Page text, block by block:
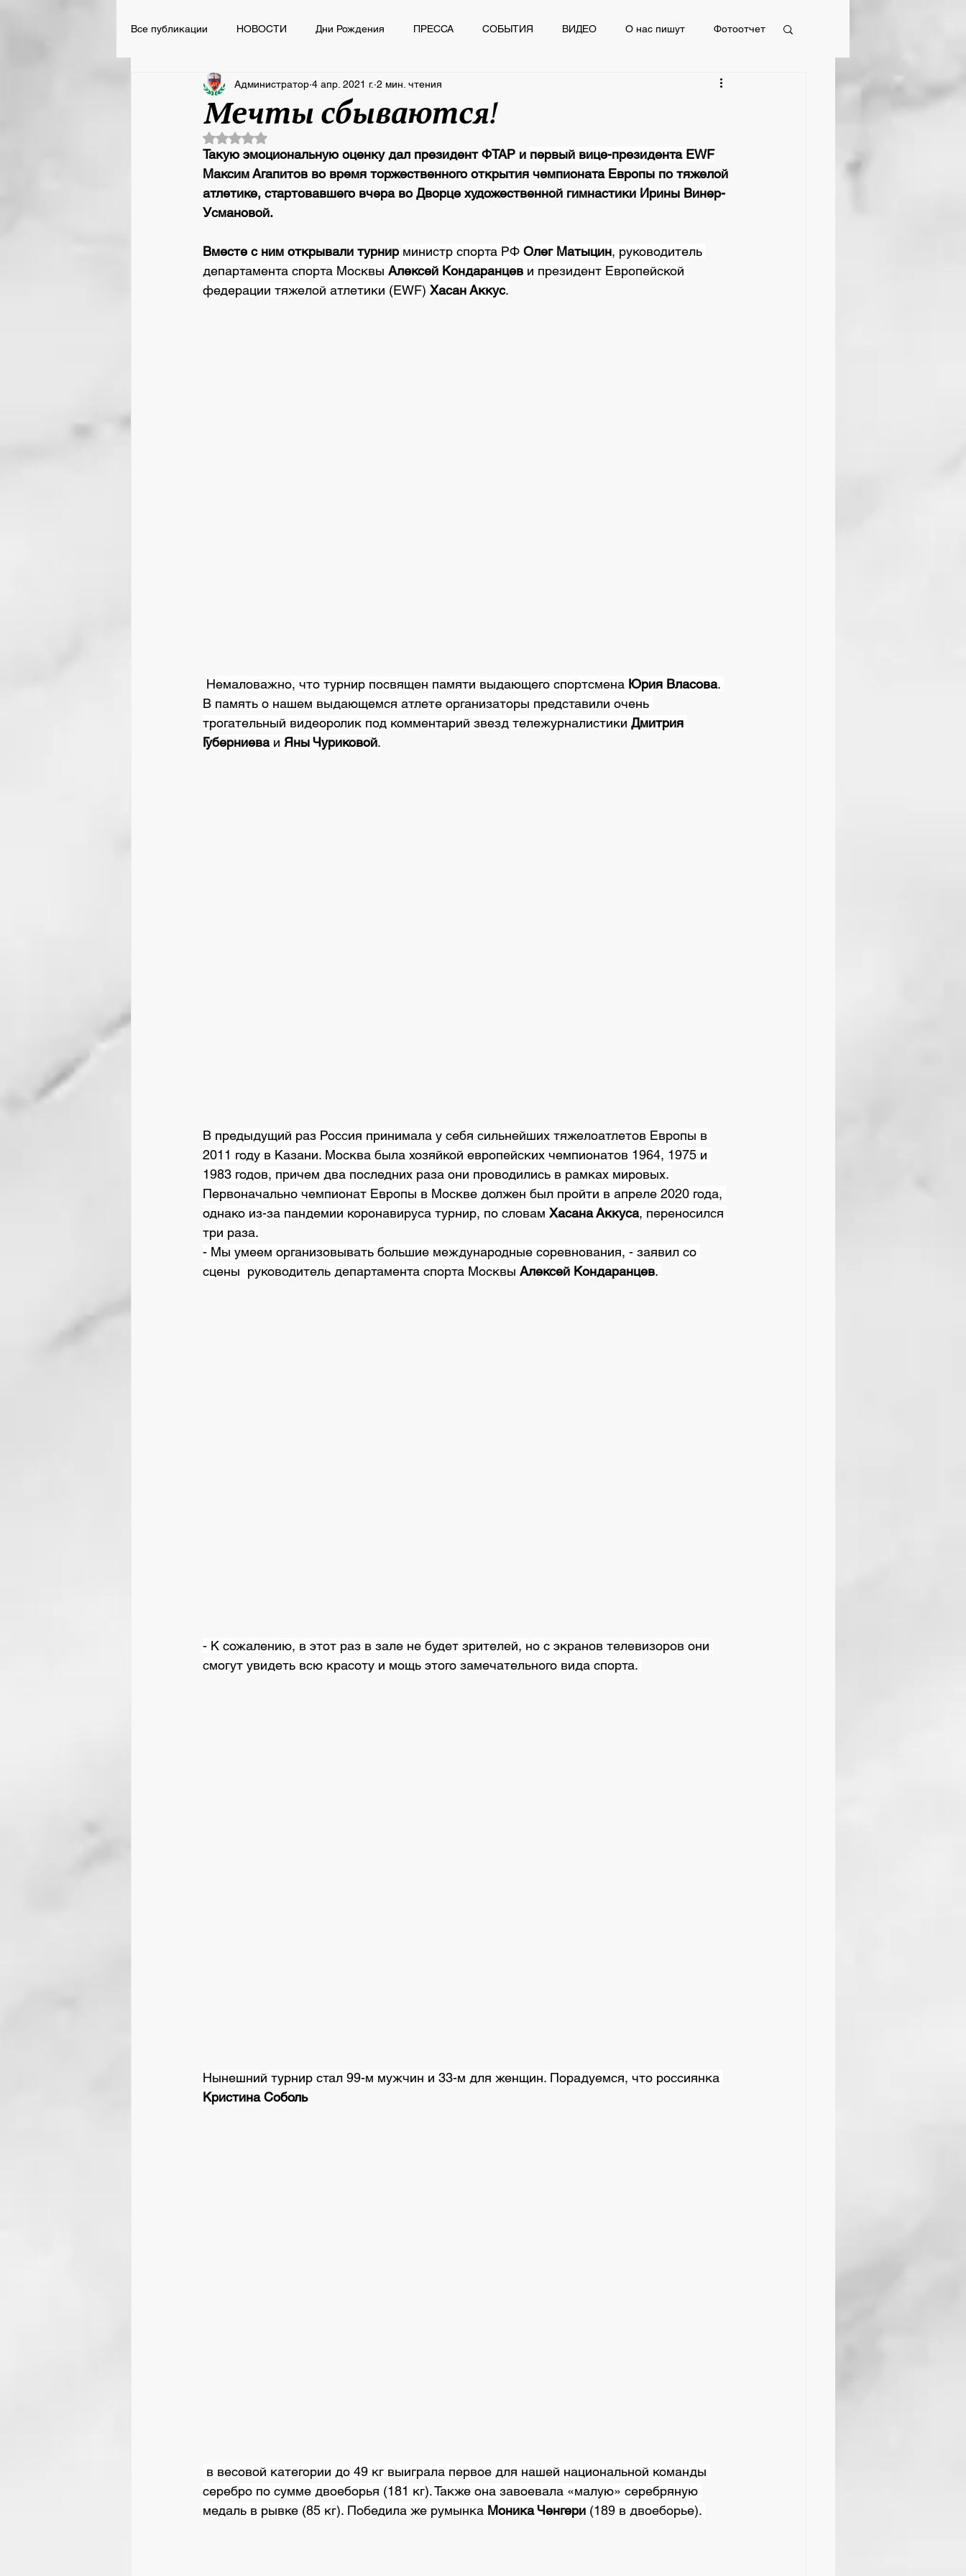
Все публикации НОВОСТИ Дни Рождения ПРЕССА СОБЫТИЯ ВИДЕО О нас пишут Фотоотчет
НОВОСТИ ВСПОМНИТЬ ВСЁ ПРЕССА СОБЫТИЯ
Сегодня День Рождения
Мечты сбываются!
Администратор 4 апр. 2021 г. 2 мин. чтения
Оценка: не число из 5 звезд.
Такую эмоциональную оценку дал президент ФТАР и первый вице-президента EWF
Максим Агапитов во время торжественного открытия чемпионата Европы по тяжелой
атлетике, стартовавшего вчера во Дворце художественной гимнастики Ирины Винер-
Усмановой.
Вместе с ним открывали турнир министр спорта РФ Олег Матыцин, руководитель
департамента спорта Москвы Алексей Кондаранцев и президент Европейской
федерации тяжелой атлетики (EWF) Хасан Аккус.
Немаловажно, что турнир посвящен памяти выдающего спортсмена Юрия Власова.
В память о нашем выдающемся атлете организаторы представили очень
трогательный видеоролик под комментарий звезд тележурналистики Дмитрия
Губерниева и Яны Чуриковой.
В предыдущий раз Россия принимала у себя сильнейших тяжелоатлетов Европы в
2011 году в Казани. Москва была хозяйкой европейских чемпионатов 1964, 1975 и
1983 годов, причем два последних раза они проводились в рамках мировых.
Первоначально чемпионат Европы в Москве должен был пройти в апреле 2020 года,
однако из-за пандемии коронавируса турнир, по словам Хасана Аккуса, переносился
три раза.
- Мы умеем организовывать большие международные соревнования, - заявил со
сцены  руководитель департамента спорта Москвы Алексей Кондаранцев.
- К сожалению, в этот раз в зале не будет зрителей, но с экранов телевизоров они
смогут увидеть всю красоту и мощь этого замечательного вида спорта.
Нынешний турнир стал 99-м мужчин и 33-м для женщин. Порадуемся, что россиянка
Кристина Соболь
серебро по сумме двоеборья (181 кг). Также она завоевала «малую» серебряную
медаль в рывке (85 кг). Победила же румынка Моника Ченгери (189 в двоеборье).